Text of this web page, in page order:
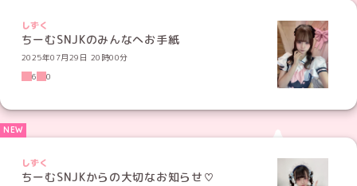
しずく
ちーむSNJKのみんなへお手紙
2025年07月29日 20時00分
6
0
しずく
ちーむSNJKからの大切なお知らせ♡